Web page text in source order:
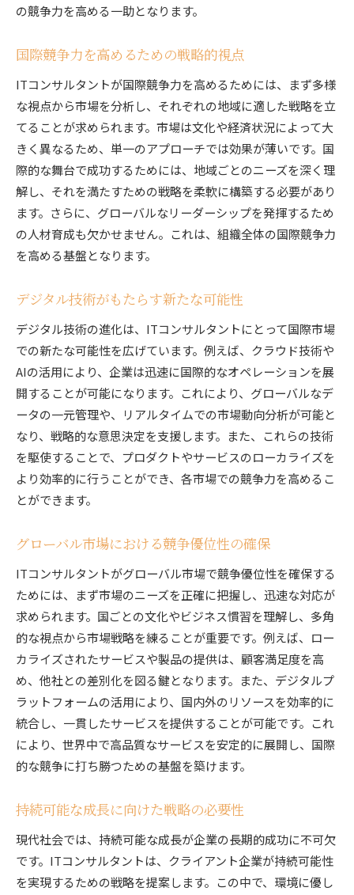
クロスボーダーでのITインフラの統合
ITコンサルタントの視野を広げるための国際戦略
国際市場での競争力強化戦略
多様な文化に対応するためのトレーニング
グローバルリーダーシップの育成
国際的な協力体制の構築
新技術導入による付加価値の提供
地域特性に応じたマーケティング戦略
グローバル市場で成功するITコンサルタントの鍵と
は
顧客ニーズに応じた戦略的提案
国際的なパートナーシップの構築
ローカル市場への迅速な対応
革新的ソリューションの提案
持続的成長を支えるビジネスモデル
ITコンサルタントが世界を舞台に描く未来のビジョ
ン
グローバルなイノベーションの推進
ICTを活用した新たなサービス創出
未来を見据えた戦略的パートナーシップ
国際的な社会課題への貢献
の競争力を高める一助となります。
国際競争力を高めるための戦略的視点
ITコンサルタントが国際競争力を高めるためには、まず多様
な視点から市場を分析し、それぞれの地域に適した戦略を立
てることが求められます。市場は文化や経済状況によって大
きく異なるため、単一のアプローチでは効果が薄いです。国
際的な舞台で成功するためには、地域ごとのニーズを深く理
解し、それを満たすための戦略を柔軟に構築する必要があり
ます。さらに、グローバルなリーダーシップを発揮するため
の人材育成も欠かせません。これは、組織全体の国際競争力
を高める基盤となります。
デジタル技術がもたらす新たな可能性
デジタル技術の進化は、ITコンサルタントにとって国際市場
での新たな可能性を広げています。例えば、クラウド技術や
AIの活用により、企業は迅速に国際的なオペレーションを展
開することが可能になります。これにより、グローバルなデ
ータの一元管理や、リアルタイムでの市場動向分析が可能と
なり、戦略的な意思決定を支援します。また、これらの技術
を駆使することで、プロダクトやサービスのローカライズを
より効率的に行うことができ、各市場での競争力を高めるこ
とができます。
グローバル市場における競争優位性の確保
ITコンサルタントがグローバル市場で競争優位性を確保する
ためには、まず市場のニーズを正確に把握し、迅速な対応が
求められます。国ごとの文化やビジネス慣習を理解し、多角
的な視点から市場戦略を練ることが重要です。例えば、ロー
カライズされたサービスや製品の提供は、顧客満足度を高
め、他社との差別化を図る鍵となります。また、デジタルプ
ラットフォームの活用により、国内外のリソースを効率的に
統合し、一貫したサービスを提供することが可能です。これ
により、世界中で高品質なサービスを安定的に展開し、国際
的な競争に打ち勝つための基盤を築けます。
持続可能な成長に向けた戦略の必要性
現代社会では、持続可能な成長が企業の長期的成功に不可欠
です。ITコンサルタントは、クライアント企業が持続可能性
を実現するための戦略を提案します。この中で、環境に優し